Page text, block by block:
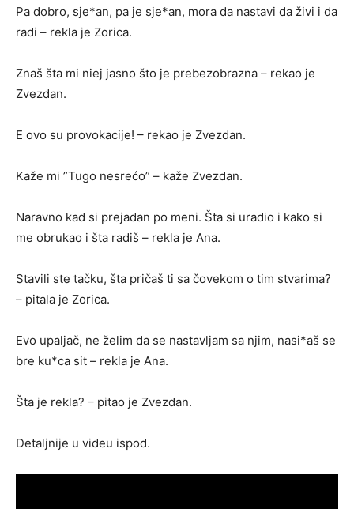
Pa dobro, sje*an, pa je sje*an, mora da nastavi da živi i da
radi – rekla je Zorica.
Znaš šta mi niej jasno što je prebezobrazna – rekao je
Zvezdan.
E ovo su provokacije! – rekao je Zvezdan.
Kaže mi ”Tugo nesrećo” – kaže Zvezdan.
Naravno kad si prejadan po meni. Šta si uradio i kako si
me obrukao i šta radiš – rekla je Ana.
Stavili ste tačku, šta pričaš ti sa čovekom o tim stvarima?
– pitala je Zorica.
Evo upaljač, ne želim da se nastavljam sa njim, nasi*aš se
bre ku*ca sit – rekla je Ana.
Šta je rekla? – pitao je Zvezdan.
Detaljnije u videu ispod.